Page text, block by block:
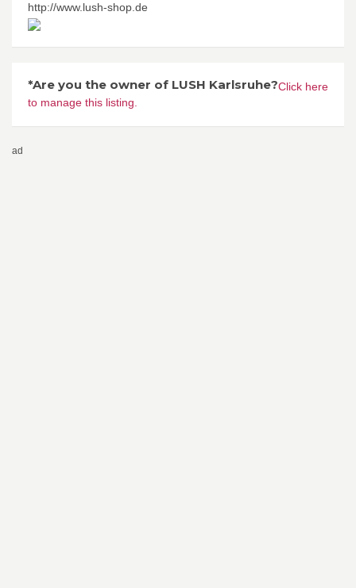
http://www.lush-shop.de
*Are you the owner of LUSH Karlsruhe?Click here
to manage this listing.
ad